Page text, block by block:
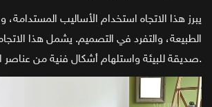
يبرز هذا الاتجاه استخدام الأساليب
الطبيعة، والتفرد في التصميم. يشمل هذا
صديقة للبيئة واستلهام أشكال فنية من عناصر الطبيعة.